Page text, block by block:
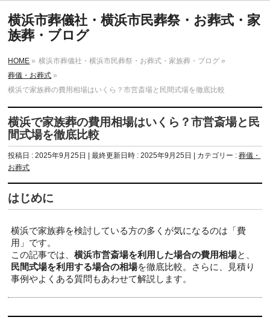
横浜市葬儀社・横浜市民葬祭・お葬式・家
族葬・ブログ
HOME » 横浜市葬儀社・横浜市民葬祭・お葬式・家族葬・ブログ »
葬儀・お葬式 »
横浜で家族葬の費用相場はいくら？市営斎場と民間式場を徹底比較
横浜で家族葬の費用相場はいくら？市営斎場と民
間式場を徹底比較
投稿日 : 2025年9月25日 最終更新日時 : 2025年9月25日 カテゴリー :葬儀・
お葬式
はじめに
横浜で家族葬を検討している方の多くが気になるのは「費
用」です。
この記事では、横浜市営斎場を利用した場合の費用相場と、
民間式場を利用する場合の相場を徹底比較。さらに、見積り
事例やよくある質問もあわせて解説します。